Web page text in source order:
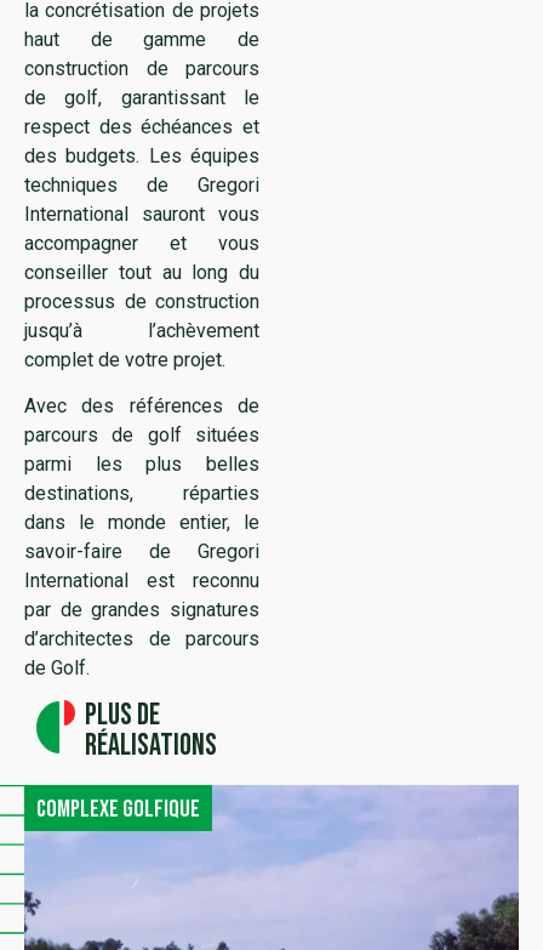
la concrétisation de projets
haut de gamme de
construction de parcours
de golf, garantissant le
respect des échéances et
des budgets. Les équipes
techniques de Gregori
International sauront vous
accompagner et vous
conseiller tout au long du
processus de construction
jusqu’à l’achèvement
complet de votre projet.
Avec des références de
parcours de golf situées
parmi les plus belles
destinations, réparties
dans le monde entier, le
savoir-faire de Gregori
International est reconnu
par de grandes signatures
d’architectes de parcours
de Golf.
Plus de
réalisations
Complexe golfique